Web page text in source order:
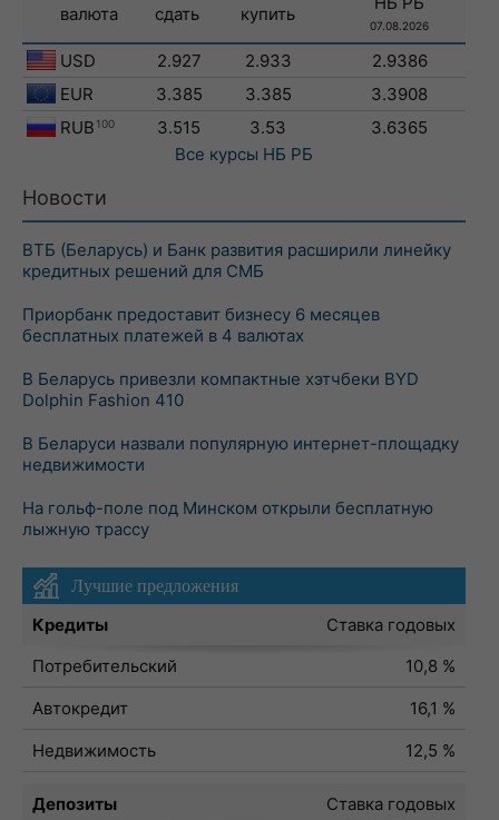
валюта сдать купить
07.08.2026
USD 2.927 2.933
2.9386
EUR
3.385 3.385
3.3908
RUB 100 3.515 3.53
3.6365
Все курсы НБ РБ
Новости
ВТБ (Беларусь) и Банк развития расширили линейку
кредитных решений для СМБ
Приорбанк предоставит бизнесу 6 месяцев
бесплатных платежей в 4 валютах
В Беларусь привезли компактные хэтчбеки BYD
Dolphin Fashion 410
В Беларуси назвали популярную интернет-площадку
недвижимости
На гольф-поле под Минском открыли бесплатную
лыжную трассу
Лучшие предложения
Кредиты
Ставка годовых
Потребительский
10,8 %
Автокредит
16,1 %
Недвижимость
12,5 %
Депозиты
Ставка годовых